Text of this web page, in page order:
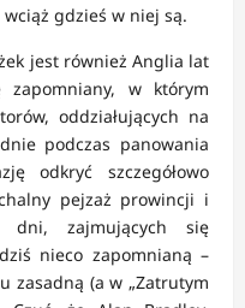
gdzieś w niej są.
jest również Anglia lat
w którym
oddziałujących na
podczas panowania
odkryć szczegółowo
pejzaż prowincji i
dni, zajmujących się
nieco zapomnianą –
zasadną (a w „Zatrutym